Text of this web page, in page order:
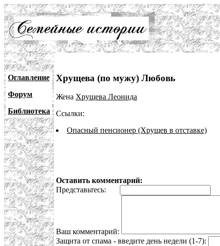
Оглавление
Форум
Библиотека
Хрущева (по мужу) Любовь
Жена Хрущева Леонида
Ссылки:
Опасный пенсионер (Хрущев в отставке)
Оставить комментарий:
Представьтесь:
Ваш комментарий:
Защита от спама - введите день недели (1-7):